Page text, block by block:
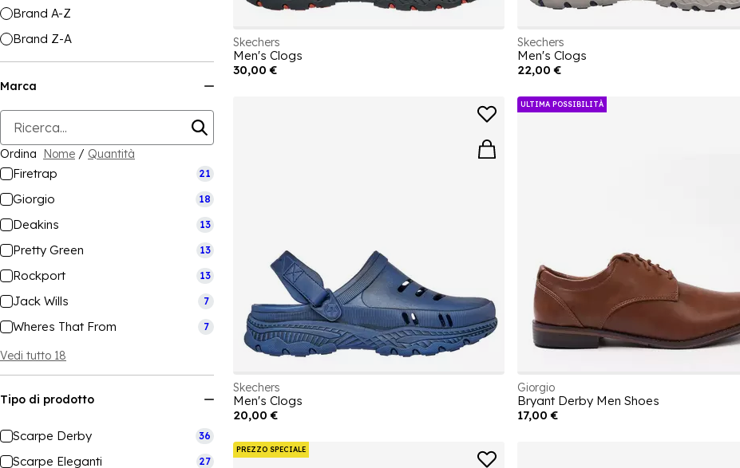
Brand A-Z
Brand Z-A
Marca
Ordina Nome / Quantità
Firetrap 21
Giorgio 18
Deakins 13
Pretty Green 13
Rockport 13
Jack Wills 7
Wheres That From 7
Vedi tutto 18
Tipo di prodotto
Scarpe Derby 36
Scarpe Eleganti 27
Skechers
Men's Clogs
30,00 €
Skechers
Men's Clogs
22,00 €
Skechers
Men's Clogs
20,00 €
ULTIMA POSSIBILITÀ
Giorgio
Bryant Derby Men Shoes
17,00 €
PREZZO SPECIALE